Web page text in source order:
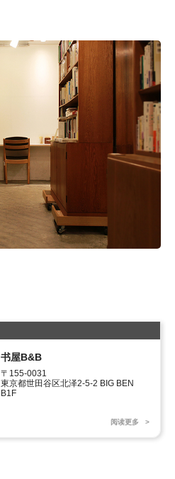
书屋B&B
〒155-0031
東京都世田谷区北泽2-5-2 BIG BEN
B1F
阅读更多